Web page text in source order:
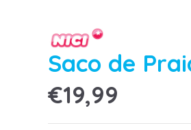
Saco de
€19,99